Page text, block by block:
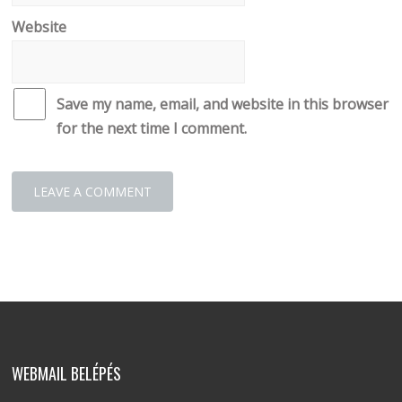
Website
Save my name, email, and website in this browser
for the next time I comment.
WEBMAIL BELÉPÉS